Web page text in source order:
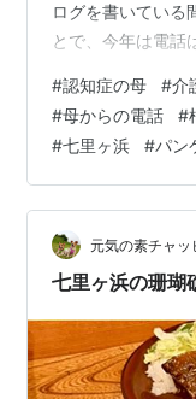
ログを書いている
とで、今年は電話
話が来ます。 有料
ちました。 決まっ
してる。何か暖か
屋に置いてあるの
でない」という電
いよ」 「なんで
#認知症の母 #介
#母からの電話 #
#七里ヶ浜 #パン
元気の素チャ
七里ヶ浜の珊瑚